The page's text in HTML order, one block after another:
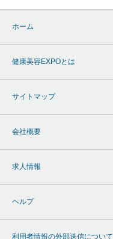
ホーム
健康美容EXPOとは
サイトマップ
会社概要
求人情報
ヘルプ
利用者情報の外部送信について